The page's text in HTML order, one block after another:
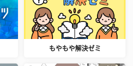
もやもや解決ゼミ